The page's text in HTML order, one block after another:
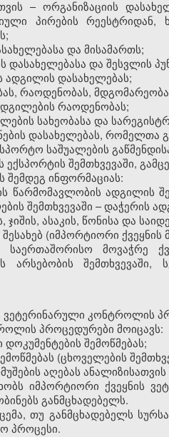
– ორგანიზაციის
პირების
და მისამართს;
დასახელებასა და შესვლის
ადგილის დასახელებას;
რაოდენობას,
რაოდენობას;
სახეობასა და
დასახელებას,
საშუალების
ექსპორტის შემთხვევაში,
შემდეგ ინფორმაციას:
წარმომავლობის ადგილის
შემთხვევაში – დაჭერის
ჯიშის, ასაკის, წონისა და
(იმპორტიორი
მოვაჭრე
არსებობის
ვეტერინარული კონტროლის
პროცედურები მოიცავს:
შემოწმებას;
(ცხოველების
აღებას
იმპორტიორი ქვეყნის
განმცხადებელს.
თუ განმცხადებელს
პროცესი.